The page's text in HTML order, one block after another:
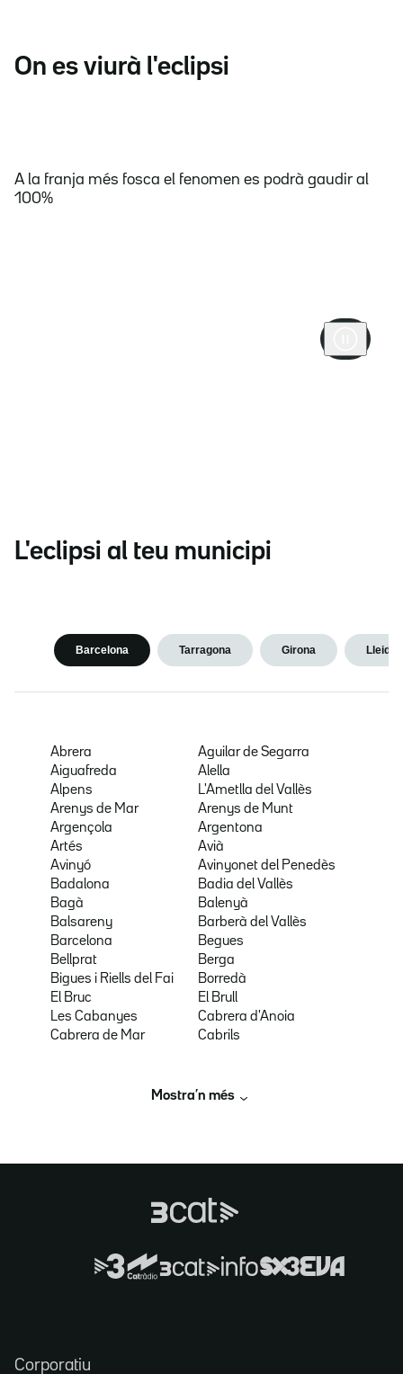
On es viurà l'eclipsi
A la franja més fosca el fenomen es podrà gaudir al
100%
L'eclipsi al teu municipi
Barcelona Tarragona Girona Lleida
Abrera
Aguilar de Segarra
Aiguafreda
Alella
Alpens
L'Ametlla del Vallès
Arenys de Mar
Arenys de Munt
Argençola
Argentona
Artés
Avià
Avinyó
Avinyonet del Penedès
Badalona
Badia del Vallès
Bagà
Balenyà
Balsareny
Barberà del Vallès
Barcelona
Begues
Bellprat
Berga
Bigues i Riells del Fai
Borredà
El Bruc
El Brull
Les Cabanyes
Cabrera d'Anoia
Cabrera de Mar
Cabrils
Mostra’n més
Corporatiu